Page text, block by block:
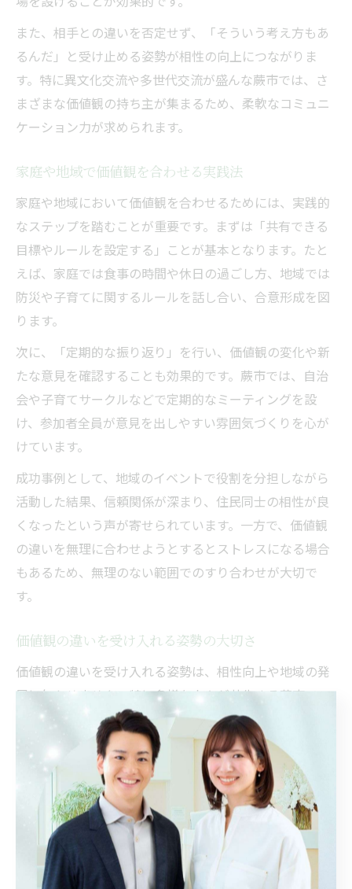
また、相手との違いを否定せず、「そういう考え方もあ
るんだ」と受け止める姿勢が相性の向上につながりま
す。特に異文化交流や多世代交流が盛んな蕨市では、さ
まざまな価値観の持ち主が集まるため、柔軟なコミュニ
ケーション力が求められます。
家庭や地域で価値観を合わせる実践法
家庭や地域において価値観を合わせるためには、実践的
なステップを踏むことが重要です。まずは「共有できる
目標やルールを設定する」ことが基本となります。たと
えば、家庭では食事の時間や休日の過ごし方、地域では
防災や子育てに関するルールを話し合い、合意形成を図
ります。
次に、「定期的な振り返り」を行い、価値観の変化や新
たな意見を確認することも効果的です。蕨市では、自治
会や子育てサークルなどで定期的なミーティングを設
け、参加者全員が意見を出しやすい雰囲気づくりを心が
けています。
成功事例として、地域のイベントで役割を分担しながら
活動した結果、信頼関係が深まり、住民同士の相性が良
くなったという声が寄せられています。一方で、価値観
の違いを無理に合わせようとするとストレスになる場合
もあるため、無理のない範囲でのすり合わせが大切で
す。
価値観の違いを受け入れる姿勢の大切さ
価値観の違いを受け入れる姿勢は、相性向上や地域の発
展に欠かせません。特に多様な人々が共生する蕨市で
は、自分と異なる考え方を持つ人々と協力する機会が多
くあります。違いを否定するのではなく、互いの強みと
して活かす意識が重要です。
例えば、地域活動や学校のプロジェクトで意見が分かれ
る場面では、「なぜその意見を持つのか」を丁寧に聞
き、共通のゴールを見つけることが成功への近道です。
実際に、異なる価値観同士で新しいアイデアが生まれ、